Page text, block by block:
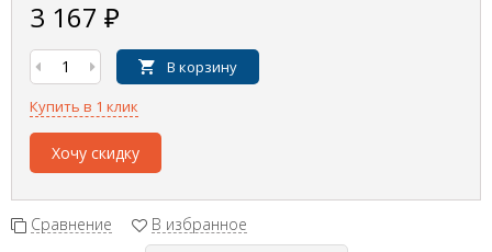
3 167 ₽
В корзину
Купить в 1 клик
Хочу скидку
Сравнение В избранное